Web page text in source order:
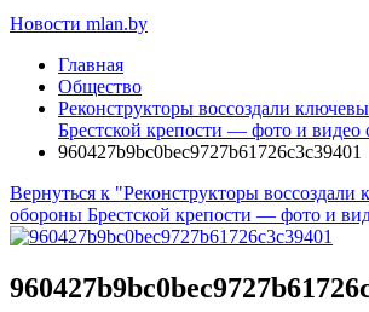
Новости mlan.by
Главная
Общество
Реконструкторы воссоздали
Брестской крепости — фото и видео
960427b9bc0bec9727b61726c3c39401
Вернуться к "Реконструкторы воссоздали
обороны Брестской крепости — фото и